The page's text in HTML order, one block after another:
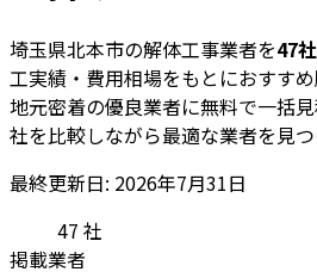
埼玉県北本市の解体工事業者を47社
工実績・費用相場をもとにおすすめ
地元密着の優良業者に無料で一括
社を比較しながら最適な業者を見つ
最終更新日: 2026年7月31日
47 社
掲載業者